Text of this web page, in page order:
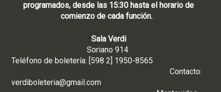
programados, desde las 15:30 hasta el horario de
comienzo de cada función.
Sala Verdi
Soriano 914
Teléfono de boletería: [598 2] 1950-8565
Contacto:
verdiboleteria@gmail.com